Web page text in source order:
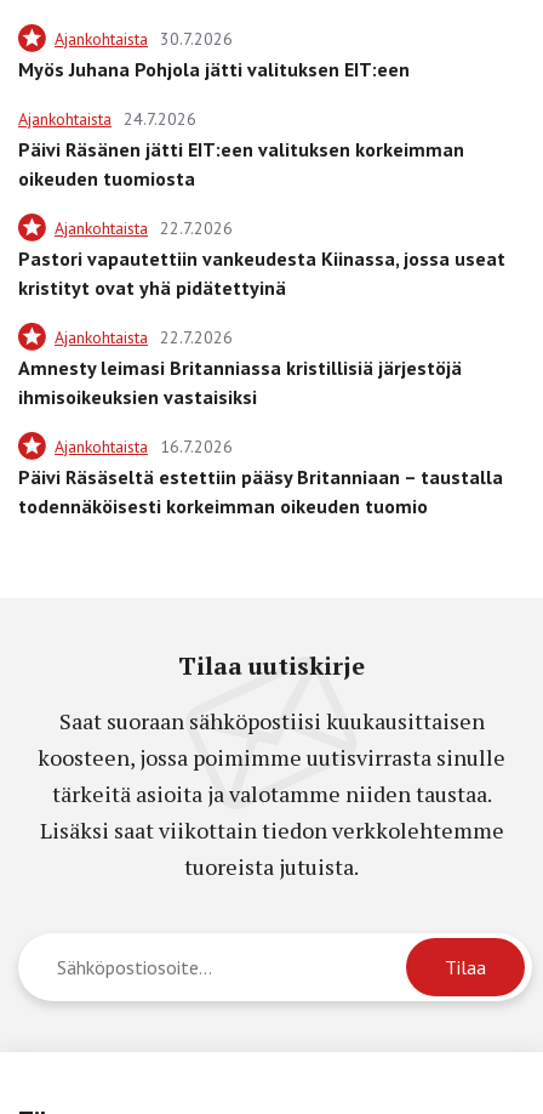
Ajankohtaista 30.7.2026
Myös Juhana Pohjola jätti valituksen EIT:een
Ajankohtaista 24.7.2026
Päivi Räsänen jätti EIT:een valituksen korkeimman
oikeuden tuomiosta
Ajankohtaista 22.7.2026
Pastori vapautettiin vankeudesta Kiinassa, jossa useat
kristityt ovat yhä pidätettyinä
Ajankohtaista 22.7.2026
Amnesty leimasi Britanniassa kristillisiä järjestöjä
ihmisoikeuksien vastaisiksi
Ajankohtaista 16.7.2026
Päivi Räsäseltä estettiin pääsy Britanniaan – taustalla
todennäköisesti korkeimman oikeuden tuomio
Tilaa uutiskirje
Saat suoraan sähköpostiisi kuukausittaisen
koosteen, jossa poimimme uutisvirrasta sinulle
tärkeitä asioita ja valotamme niiden taustaa.
Lisäksi saat viikottain tiedon verkkolehtemme
tuoreista jutuista.